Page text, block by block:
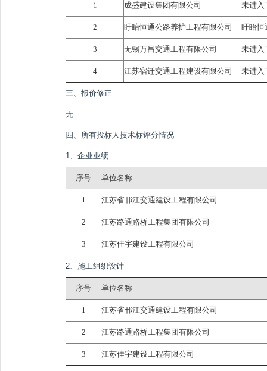
1 成盛建设集团有限公司 未进入
2 盱眙恒通公路养护工程有限公司 盱眙恒
3 无锡万昌交通工程有限公司 未进入
4 江苏宿迁交通工程建设有限公司 未进入
三、报价修正
无
四、所有投标人技术标评分情况
1、企业业绩
序号 单位名称
1 江苏省邗江交通建设工程有限公司
2 江苏路通路桥工程集团有限公司
3 江苏佳宇建设工程有限公司
2、施工组织设计
序号 单位名称
1 江苏省邗江交通建设工程有限公司
2 江苏路通路桥工程集团有限公司
3 江苏佳宇建设工程有限公司